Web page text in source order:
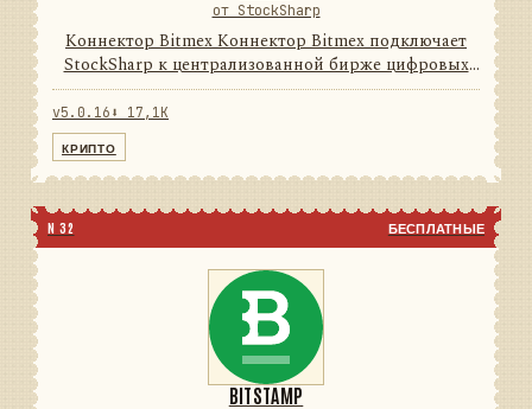
от StockSharp
Коннектор Bitmex Коннектор Bitmex подключает
StockSharp к централизованной бирже цифровых
активов. Он переводит данные и операции
провайдера в единую модель сообщений
StockSharp, поэтому приложения мо...
v5.0.16 ⬇ 17,1K
КРИПТО
N 32 БЕСПЛАТНЫЕ
BITSTAMP